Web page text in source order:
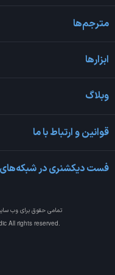
مترجم‌ها
ابزارها
وبلاگ
قوانین و ارتباط با ما
فست دیکشنری در
تمامی حقوق برای وب
All rights reserved.